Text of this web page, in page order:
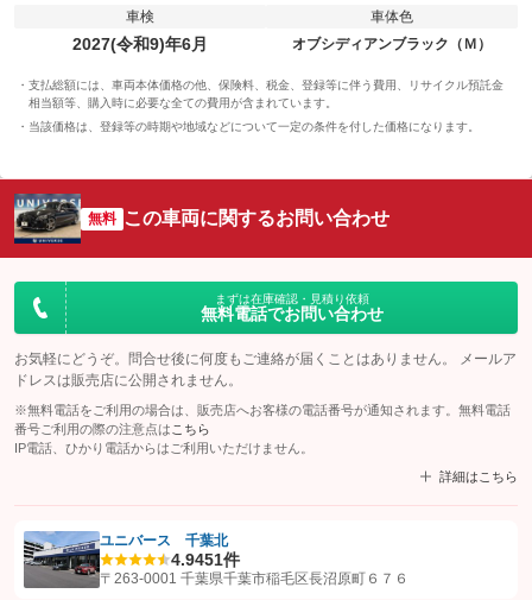
車検
2027(令和9)年6月
車体色
オブシディアンブラック（Ｍ）
支払総額には、車両本体価格の他、保険料、税金、登録等に伴う費用、リサイクル預託金
相当額等、購入時に必要な全ての費用が含まれています。
当該価格は、登録等の時期や地域などについて一定の条件を付した価格になります。
無料 この車両に関するお問い合わせ
まずは在庫確認・見積り依頼
無料電話でお問い合わせ
お気軽にどうぞ。問合せ後に何度もご連絡が届くことはありません。 メールア
ドレスは販売店に公開されません。
※無料電話をご利用の場合は、販売店へお客様の電話番号が通知されます。無料電話
番号ご利用の際の注意点は こちら
IP電話、ひかり電話からはご利用いただけません。
詳細はこちら
【STEP1】認証画面でグーネットを友だち追加してから「許可する」ボタンを押
ユニバース 千葉北
4.9451件
〒263-0001 千葉県千葉市稲毛区長沼原町６７６